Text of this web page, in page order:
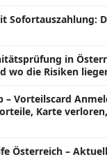
Sofortauszahlung:
in
wo die Risiken
– Vorteilscard
Karte
Österreich –